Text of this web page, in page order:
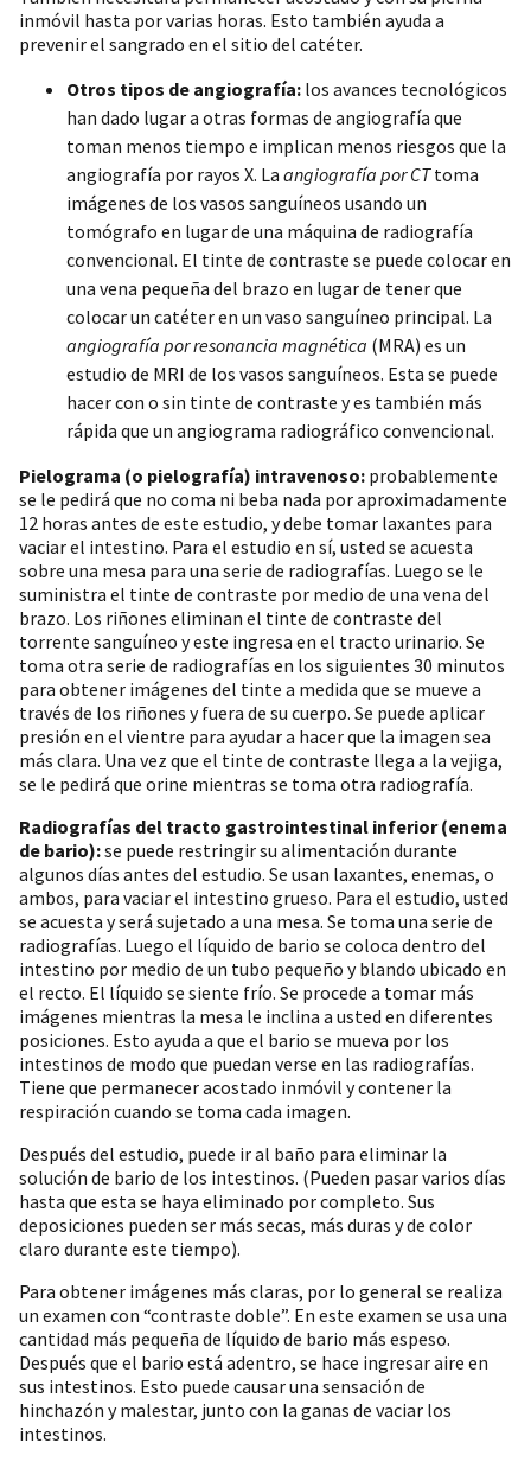
inmóvil hasta por varias horas. Esto también ayuda a
prevenir el sangrado en el sitio del catéter.
Otros tipos de angiografía: los avances tecnológicos
han dado lugar a otras formas de angiografía que
toman menos tiempo e implican menos riesgos que la
angiografía por rayos X. La angiografía por CTtoma
imágenes de los vasos sanguíneos usando un
tomógrafo en lugar de una máquina de radiografía
convencional. El tinte de contraste se puede colocar en
una vena pequeña del brazo en lugar de tener que
colocar un catéter en un vaso sanguíneo principal. La
angiografía por resonancia magnética (MRA) es un
estudio de MRI de los vasos sanguíneos. Esta se puede
hacer con o sin tinte de contraste y es también más
rápida que un angiograma radiográfico convencional.
Pielograma (o pielografía) intravenoso: probablemente
se le pedirá que no coma ni beba nada por aproximadamente
12 horas antes de este estudio, y debe tomar laxantes para
vaciar el intestino. Para el estudio en sí, usted se acuesta
sobre una mesa para una serie de radiografías. Luego se le
suministra el tinte de contraste por medio de una vena del
brazo. Los riñones eliminan el tinte de contraste del
torrente sanguíneo y este ingresa en el tracto urinario. Se
toma otra serie de radiografías en los siguientes 30 minutos
para obtener imágenes del tinte a medida que se mueve a
través de los riñones y fuera de su cuerpo. Se puede aplicar
presión en el vientre para ayudar a hacer que la imagen sea
más clara. Una vez que el tinte de contraste llega a la vejiga,
se le pedirá que orine mientras se toma otra radiografía.
Radiografías del tracto gastrointestinal inferior (enema
de bario):se puede restringir su alimentación durante
algunos días antes del estudio. Se usan laxantes, enemas, o
ambos, para vaciar el intestino grueso. Para el estudio, usted
se acuesta y será sujetado a una mesa. Se toma una serie de
radiografías. Luego el líquido de bario se coloca dentro del
intestino por medio de un tubo pequeño y blando ubicado en
el recto. El líquido se siente frío. Se procede a tomar más
imágenes mientras la mesa le inclina a usted en diferentes
posiciones. Esto ayuda a que el bario se mueva por los
intestinos de modo que puedan verse en las radiografías.
Tiene que permanecer acostado inmóvil y contener la
respiración cuando se toma cada imagen.
Después del estudio, puede ir al baño para eliminar la
solución de bario de los intestinos. (Pueden pasar varios días
hasta que esta se haya eliminado por completo. Sus
deposiciones pueden ser más secas, más duras y de color
claro durante este tiempo).
Para obtener imágenes más claras, por lo general se realiza
un examen con “contraste doble”. En este examen se usa una
cantidad más pequeña de líquido de bario más espeso.
Después que el bario está adentro, se hace ingresar aire en
sus intestinos. Esto puede causar una sensación de
hinchazón y malestar, junto con la ganas de vaciar los
intestinos.